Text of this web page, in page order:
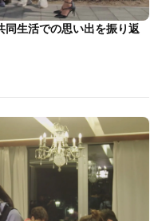
生活での思い出を振り返